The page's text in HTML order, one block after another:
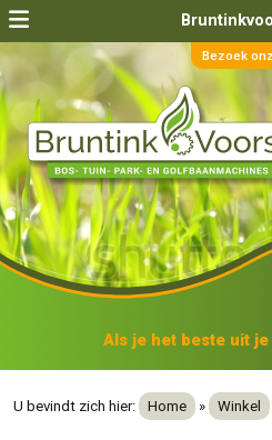
Bezoek
Als je het beste uit je
U bevindt zich hier: Home » Winkel